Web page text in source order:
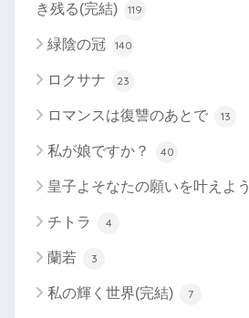
き残る(完結)
119
緑陰の冠 140
ロクサナ 23
ロマンスは復讐のあとで 13
私が娘ですか？ 40
皇子よそなたの願いを叶えよう
チトラ 4
蘭若 3
私の輝く世界(完結) 7